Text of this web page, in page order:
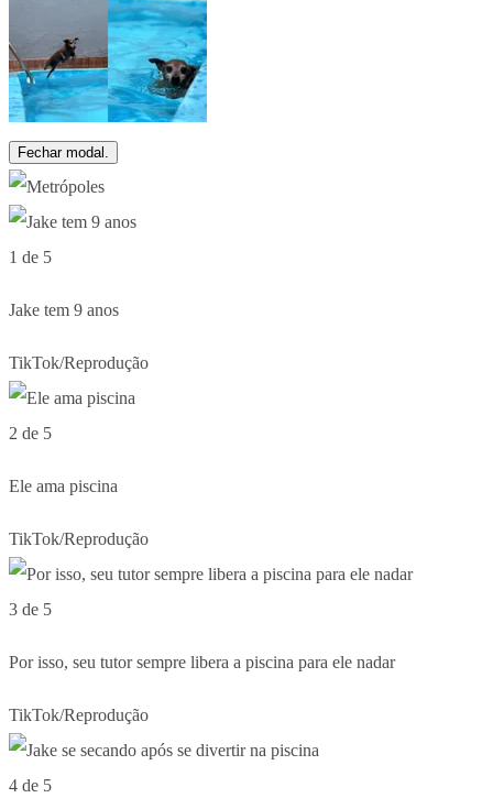
Fechar modal.
1 de 5
Jake tem 9 anos
TikTok/Reprodução
2 de 5
Ele ama piscina
TikTok/Reprodução
3 de 5
Por isso, seu tutor sempre libera a piscina para ele nadar
TikTok/Reprodução
4 de 5